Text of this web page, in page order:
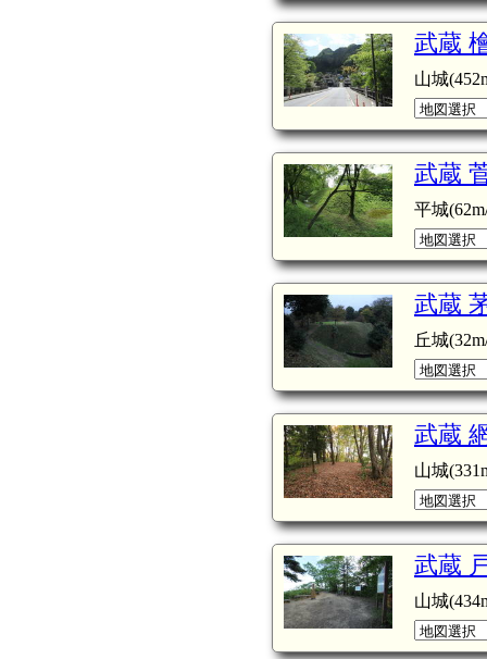
武蔵
山城
武蔵
平城
武蔵
丘城
武蔵
山城
武蔵
山城